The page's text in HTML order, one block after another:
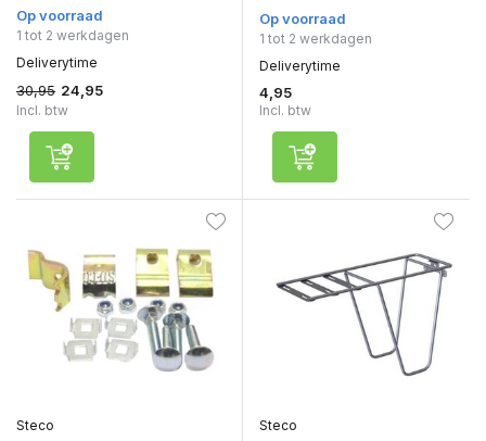
Op voorraad
1 tot 2 werkdagen
Deliverytime
30,95 24,95
Incl. btw
Op voorraad
1 tot 2 werkdagen
Deliverytime
4,95
Incl. btw
Steco Steco